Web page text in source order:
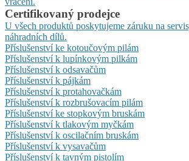
Certifikovaný prodejce
U všech produktů poskytujeme záruku na
náhradních dílů.
Příslušenství ke kotoučovým pilám
Příslušenství k lupínkovým pilkám
Příslušenství k odsavačům
Příslušenství k pájkám
Příslušenství k protahovačkám
Příslušenství k rozbrušovacím pilám
Příslušenství ke stopkovým bruskám
Příslušenství k tlakovým myčkám
Příslušenství k oscilačním bruskám
Příslušenství k vysavačům
Příslušenství k tavným pistolím